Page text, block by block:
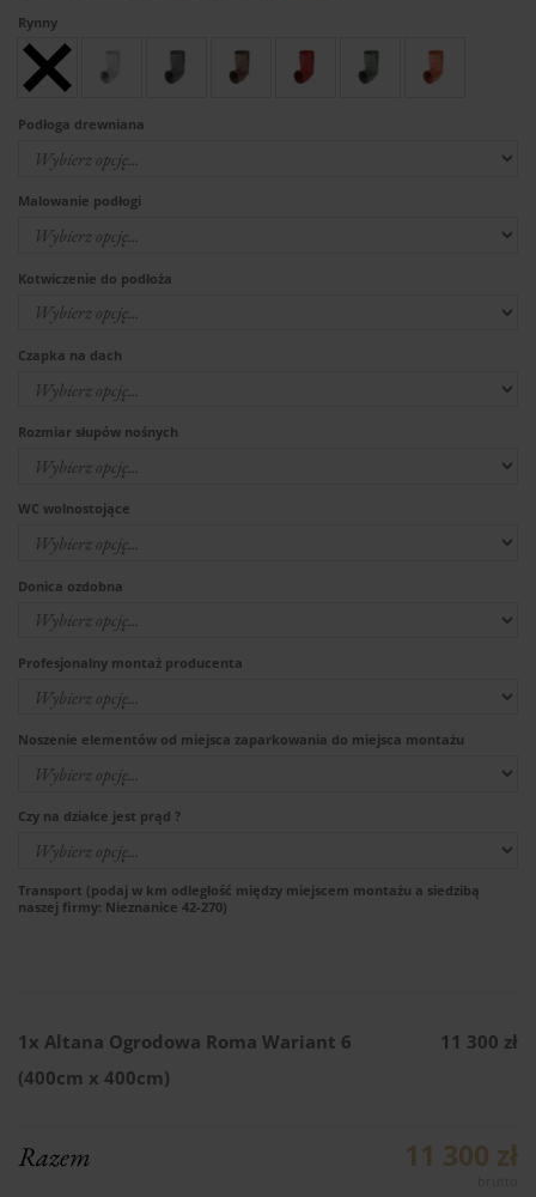
Rynny
Podłoga drewniana
Malowanie podłogi
Kotwiczenie do podłoża
Czapka na dach
Rozmiar słupów nośnych
WC wolnostojące
Donica ozdobna
Profesjonalny montaż producenta
Noszenie elementów od miejsca zaparkowania do miejsca montażu
Czy na działce jest prąd ?
Transport (podaj w km odległość między miejscem montażu a siedzibą
naszej firmy: Nieznanice 42-270)
1x Altana Ogrodowa Roma Wariant 6
(400cm x 400cm)
11 300 zł
Razem 11 300 zł